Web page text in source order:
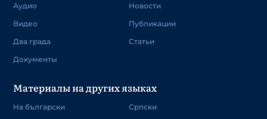
Аудио
Видео
Два града
Документы
Новости
Публикации
Статьи
Материалы на других языках
На български
Српски